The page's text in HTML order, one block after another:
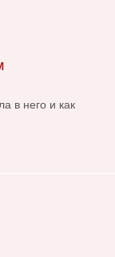
в него и как